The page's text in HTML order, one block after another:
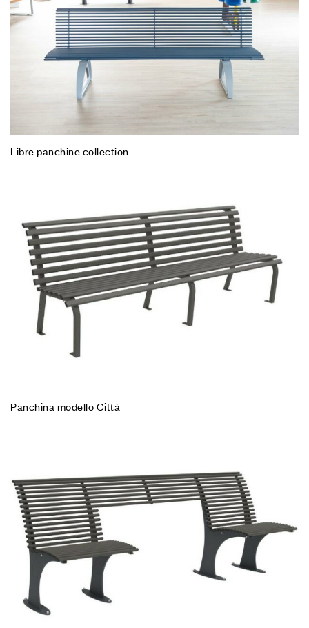
Libre panchine collection
Panchina modello Città